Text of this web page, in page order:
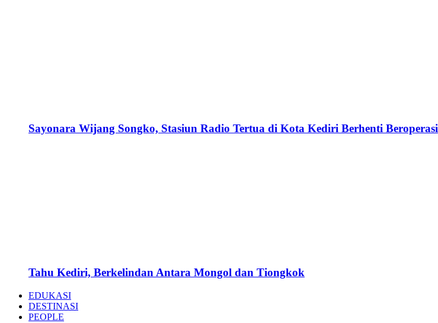
Sayonara Wijang Songko, Stasiun Radio Tertua di Kota Kediri Berhenti Beroperasi
Tahu Kediri, Berkelindan Antara Mongol dan Tiongkok
EDUKASI
DESTINASI
PEOPLE